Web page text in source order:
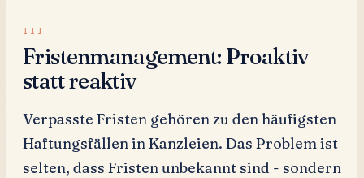
Fristenmanagement: Proaktiv
statt reaktiv
Verpasste Fristen gehören zu den häufigsten
Haftungsfällen in Kanzleien. Das Problem ist
selten, dass Fristen unbekannt sind - sondern